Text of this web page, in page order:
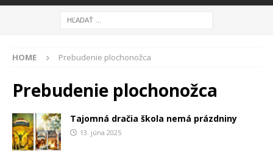
HOME Prebudenie plochonožca
Prebudenie plochonožca
Tajomná dračia škola nemá prázdniny
13. júna 2025